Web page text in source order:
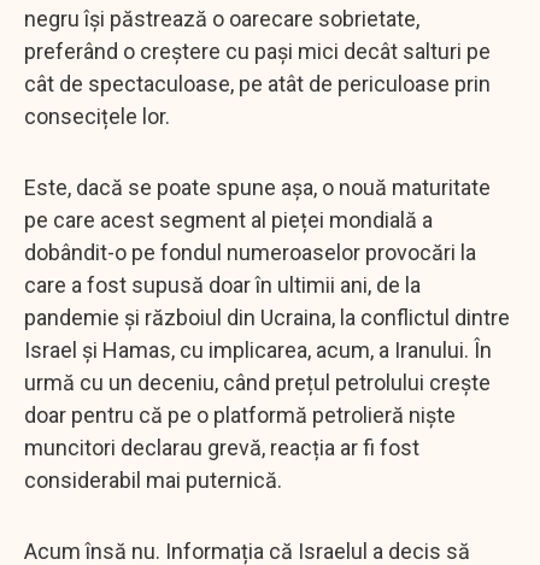
negru își păstrează o oarecare sobrietate,
preferând o creștere cu pași mici decât salturi pe
cât de spectaculoase, pe atât de periculoase prin
consecițele lor.
Este, dacă se poate spune așa, o nouă maturitate
pe care acest segment al pieței mondială a
dobândit-o pe fondul numeroaselor provocări la
care a fost supusă doar în ultimii ani, de la
pandemie și războiul din Ucraina, la conflictul dintre
Israel și Hamas, cu implicarea, acum, a Iranului. În
urmă cu un deceniu, când prețul petrolului crește
doar pentru că pe o platformă petrolieră niște
muncitori declarau grevă, reacția ar fi fost
considerabil mai puternică.
Acum însă nu. Informația că Israelul a decis să